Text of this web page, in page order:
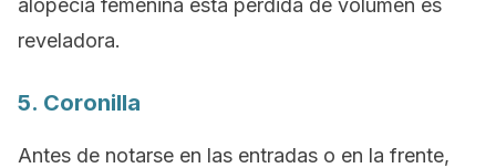
alopecia femenina esta pérdida de volumen es
reveladora.
5. Coronilla
Antes de notarse en las entradas o en la frente,